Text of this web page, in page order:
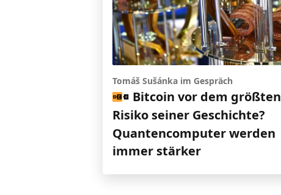
Tomáš Sušánka im Gespräch
Bitcoin vor dem größten
Risiko seiner Geschichte?
Quantencomputer werden
immer stärker